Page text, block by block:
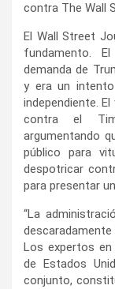
contra The Wall
El Wall Street
fundamento.
demanda de
y era un
independiente.
contra el
argumentando
público para
despotricar
para presentar
“La
descaradamente
Los expertos
de Estados
conjunto,